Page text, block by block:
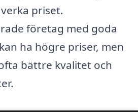
priset.
företag med goda
ha högre priser, men
bättre kvalitet och